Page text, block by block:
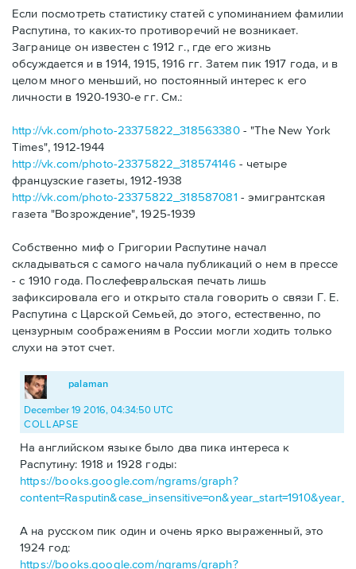
Если посмотреть статистику статей с упоминанием фамилии
Распутина, то каких-то противоречий не возникает.
Загранице он известен с 1912 г., где его жизнь
обсуждается и в 1914, 1915, 1916 гг. Затем пик 1917 года, и в
целом много меньший, но постоянный интерес к его
личности в 1920-1930-е гг. См.:
http://vk.com/photo-23375822_318563380- "The New York
Times", 1912-1944
http://vk.com/photo-23375822_318574146 - четыре
французские газеты, 1912-1938
http://vk.com/photo-23375822_318587081 - эмигрантская
газета "Возрождение", 1925-1939
Собственно миф о Григории Распутине начал
складываться с самого начала публикаций о нем в прессе
- с 1910 года. Послефевральская печать лишь
зафиксировала его и открыто стала говорить о связи Г. Е.
Распутина с Царской Семьей, до этого, естественно, по
цензурным соображениям в России могли ходить только
слухи на этот счет.
palaman
December 19 2016, 04:34:50 UTC
COLLAPSE
На английском языке было два пика интереса к
Распутину: 1918 и 1928 годы:
https://books.google.com/ngrams/graph?
А на русском пик один и очень ярко выраженный, это
1924 год:
https://books.google.com/ngrams/graph?